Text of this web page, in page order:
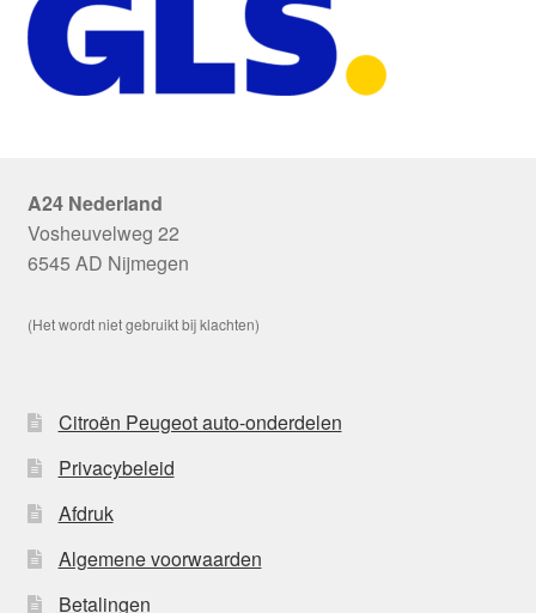
A24 Nederland
Vosheuvelweg 22
6545 AD Nijmegen
(Het wordt niet gebruikt bij klachten)
Citroën Peugeot auto-onderdelen
Privacybeleid
Afdruk
Algemene voorwaarden
Betalingen